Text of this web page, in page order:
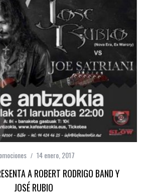
14 enero, 2017
A ROBERT RODRIGO BAND Y
JOSÉ RUBIO